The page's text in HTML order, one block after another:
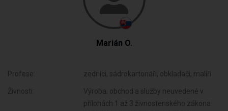
Marián O.
Profese: zedníci, sádrokartonáři, obkladači, malíři
Živnosti:
Výroba, obchod a služby neuvedené v
přílohách 1 až 3 živnostenského zákona